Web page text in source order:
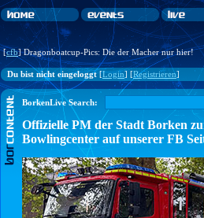
[cfb] Dragonboatcup-Pics: Die der Macher nur hier!
Du bist nicht eingeloggt[Login] [Registrieren]
BorkenLive Search:
Offizielle PM der Stadt Borken
Bowlingcenter auf unserer FB